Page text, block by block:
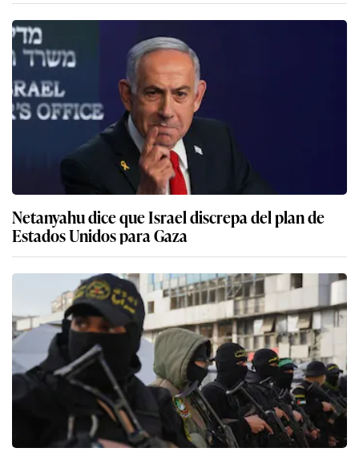
Netanyahu dice que Israel discrepa del plan de
Estados Unidos para Gaza